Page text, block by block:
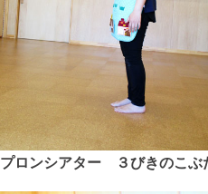
ロンシアター ３びきのこぶ